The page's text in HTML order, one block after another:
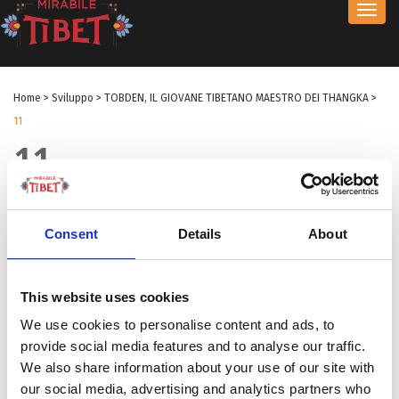
Consent Details About
This website uses cookies
We use cookies to personalise content and ads, to
provide social media features and to analyse our traffic.
We also share information about your use of our site with
our social media, advertising and analytics partners who
Home > Sviluppo > TOBDEN, IL GIOVANE TIBETANO MAESTRO DEI THANGKA >
11
11
by Redazione I